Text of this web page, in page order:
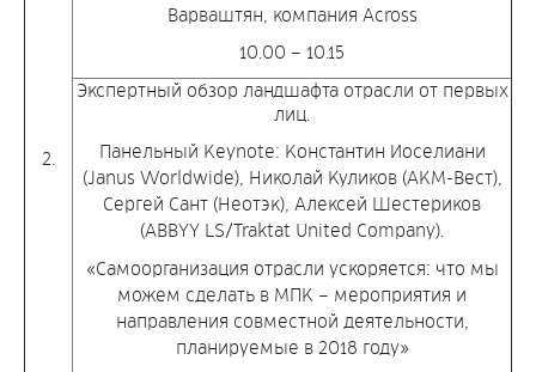
2.
Варваштян, компания Across
10.00 – 10.15
Экспертный обзор ландшафта отрасли от первых
лиц.
Панельный Keynote: Константин Иоселиани
(Janus Worldwide), Николай Куликов (АКМ-Вест),
Сергей Сант (Неотэк), Алексей Шестериков
(ABBYY LS/Traktat United Company).
«Самоорганизация отрасли ускоряется: что мы
можем сделать в МПК – мероприятия и
направления совместной деятельности,
планируемые в 2018 году»